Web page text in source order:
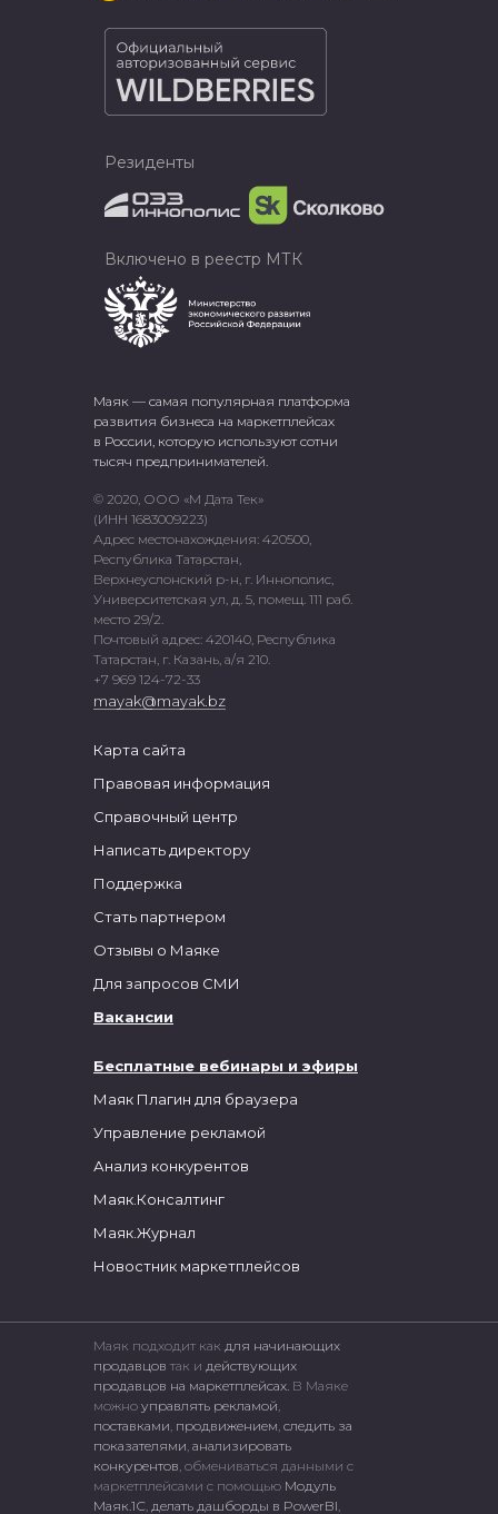
Маяк — самая популярная платформа
развития бизнеса на маркетплейсах
в России, которую используют сотни
тысяч предпринимателей.
© 2020, ООО «М Дата Тек»
(ИНН 1683009223)
Адрес местонахождения: 420500,
Республика Татарстан,
Верхнеуслонский р-н, г. Иннополис,
Университетская ул, д. 5, помещ. 111 раб.
место 29/2.
Почтовый адрес: 420140, Республика
Татарстан, г. Казань, а/я 210.
+7 969 124-72-33
mayak@mayak.bz
Бесплатные вебинары и эфиры
Маяк Плагин для браузера
Управление рекламой
Анализ конкурентов
Маяк.Консалтинг
Маяк.Журнал
Новостник маркетплейсов
Карта сайта
Правовая информация
Справочный центр
Написать директору
Поддержка
Стать партнером
Отзывы о Маяке
Для запросов СМИ
Вакансии
Резиденты
Включено в реестр МТК
Маяк подходит как для начинающих
продавцов так и действующих
продавцов на маркетплейсах. В Маяке
можно управлять рекламой,
поставками, продвижением, следить за
показателями, анализировать
конкурентов, обмениваться данными с
маркетплейсами c помощью Модуль
Маяк.1С, делать дашборды в PowerBI,